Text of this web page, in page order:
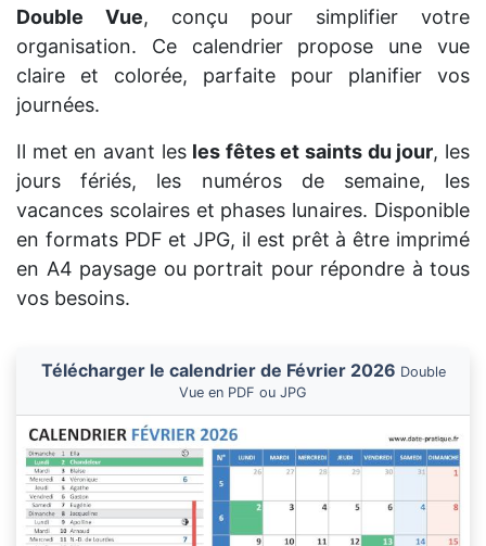
Double Vue, conçu pour simplifier votre
organisation. Ce calendrier propose une vue
claire et colorée, parfaite pour planifier vos
journées.
Il met en avant les les fêtes et saints du jour, les
jours fériés, les numéros de semaine, les
vacances scolaires et phases lunaires. Disponible
en formats PDF et JPG, il est prêt à être imprimé
en A4 paysage ou portrait pour répondre à tous
vos besoins.
Télécharger le calendrier de Février 2026 Double
Vue en PDF ou JPG